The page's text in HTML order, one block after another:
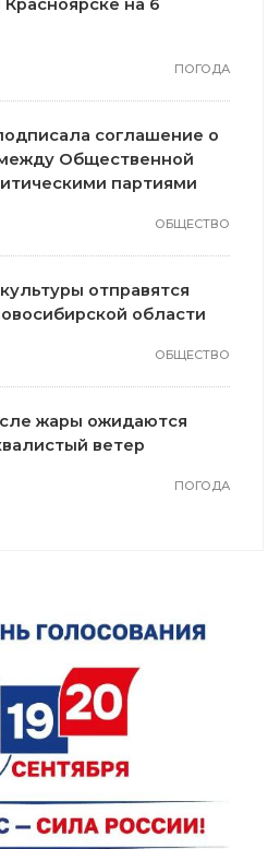
на 6
ПОГОДА
соглашение о
Общественной
партиями
ОБЩЕСТВО
отправятся
области
ОБЩЕСТВО
жары ожидаются
ветер
ПОГОДА